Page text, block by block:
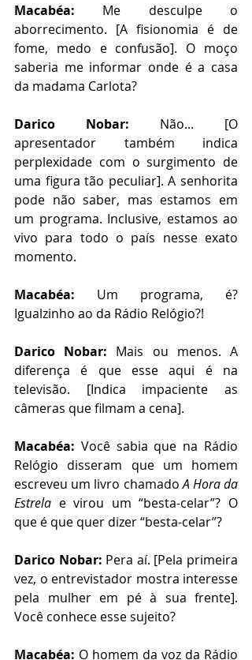
Macabéa: Me desculpe o
aborrecimento. [A fisionomia é de
fome, medo e confusão]. O moço
saberia me informar onde é a casa
da madama Carlota?
Darico Nobar: Não... [O
apresentador também indica
perplexidade com o surgimento de
uma figura tão peculiar]. A senhorita
pode não saber, mas estamos em
um programa. Inclusive, estamos ao
vivo para todo o país nesse exato
momento.
Macabéa: Um programa, é?
Igualzinho ao da Rádio Relógio?!
Darico Nobar: Mais ou menos. A
diferença é que esse aqui é na
televisão. [Indica impaciente as
câmeras que filmam a cena].
Macabéa: Você sabia que na Rádio
Relógio disseram que um homem
escreveu um livro chamado A Hora da
Estrela e virou um “besta-celar”? O
que é que quer dizer “besta-celar”?
Darico Nobar: Pera aí. [Pela primeira
vez, o entrevistador mostra interesse
pela mulher em pé à sua frente].
Você conhece esse sujeito?
Macabéa: O homem da voz da Rádio